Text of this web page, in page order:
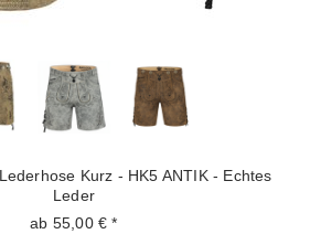
Kurz - HK5 ANTIK - Echtes
Leder
ab 55,00 € *